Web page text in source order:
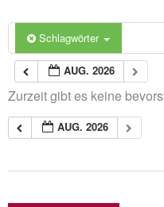
Schlagwörter
AUG. 2026
Zurzeit gibt es keine
AUG. 2026